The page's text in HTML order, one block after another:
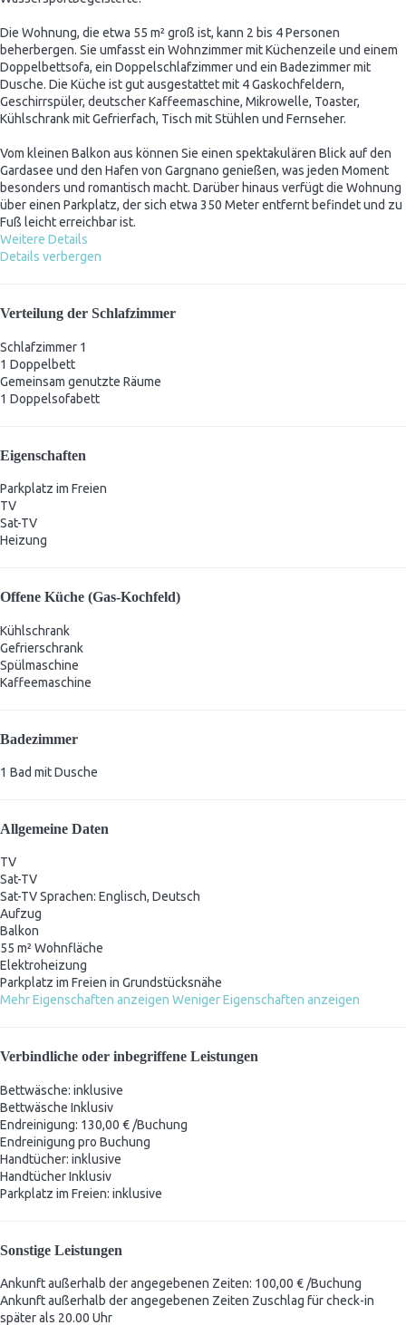
Die Wohnung, die etwa 55 m² groß ist, kann 2 bis 4 Personen
beherbergen. Sie umfasst ein Wohnzimmer mit Küchenzeile und einem
Doppelbettsofa, ein Doppelschlafzimmer und ein Badezimmer mit
Dusche. Die Küche ist gut ausgestattet mit 4 Gaskochfeldern,
Geschirrspüler, deutscher Kaffeemaschine, Mikrowelle, Toaster,
Kühlschrank mit Gefrierfach, Tisch mit Stühlen und Fernseher.
Vom kleinen Balkon aus können Sie einen spektakulären Blick auf den
Gardasee und den Hafen von Gargnano genießen, was jeden Moment
besonders und romantisch macht. Darüber hinaus verfügt die Wohnung
über einen Parkplatz, der sich etwa 350 Meter entfernt befindet und zu
Fuß leicht erreichbar ist.
Weitere Details
Details verbergen
Verteilung der Schlafzimmer
Schlafzimmer 1
1 Doppelbett
Gemeinsam genutzte Räume
1 Doppelsofabett
Eigenschaften
Parkplatz im Freien
TV
Sat-TV
Heizung
Offene Küche (Gas-Kochfeld)
Kühlschrank
Gefrierschrank
Spülmaschine
Kaffeemaschine
Badezimmer
1 Bad mit Dusche
Allgemeine Daten
TV
Sat-TV
Sat-TVSprachen: Englisch, Deutsch
Aufzug
Balkon
55 m² Wohnfläche
Elektroheizung
Parkplatz im Freien in Grundstücksnähe
Mehr Eigenschaften anzeigen Weniger Eigenschaften anzeigen
Verbindliche oder inbegriffene Leistungen
Bettwäsche: inklusive
Bettwäsche Inklusiv
Endreinigung: 130,00 € /Buchung
Endreinigung pro Buchung
Handtücher: inklusive
HandtücherInklusiv
Parkplatz im Freien: inklusive
Sonstige Leistungen
Ankunft außerhalb der angegebenen Zeiten: 100,00 € /Buchung
Ankunft außerhalb der angegebenen Zeiten Zuschlag für check-in
später als 20.00 Uhr